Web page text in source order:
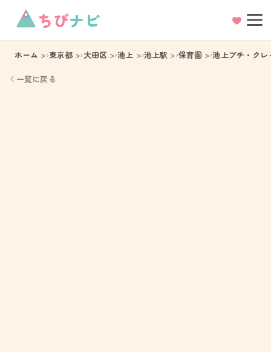
ちびナビ
ホーム 東京都 大田区 池上 池上駅 保育園 池上プチ・クレ
一覧に戻る